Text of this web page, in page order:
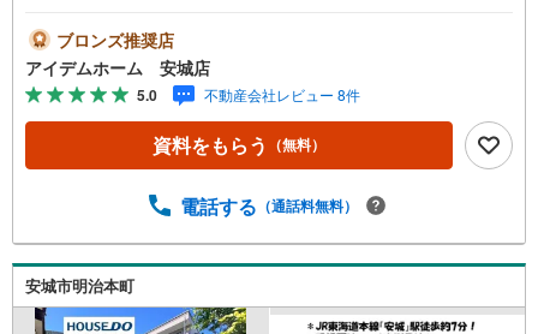
買い物便利◎■規格型注文住宅対応で理想の住まいを実現☆
■建築条件なし！お好きなハウスメーカーで建築可能♪《本
日見学OK！》営業時間内（9:00～19:00）は、下記電話フ
ォームよりお電話をして頂けるとスムーズに見学のご案内
ができます。＜自己資金0円でも大丈夫！＞*水曜日も営業
しております！*今から見たい！聞きたい！にスピード対
替えの方など資金計画でご不安な方もおまかせください！■
の提供・現に売り出し中物件の商談などの販売状況や工事
進捗状況の提供・豊富な物件情報の中からお客様のご要望
に合わせて物件をご紹介～*アイデムホームではお客様第一
での営業を心掛けております*～是非お気軽にお問い合わせ
ブロンズ推奨店
アイデムホーム 安城店
5.0 不動産会社レビュー 8件
資料をもらう （無料）
電話する （通話料無料）
安城市明治本町